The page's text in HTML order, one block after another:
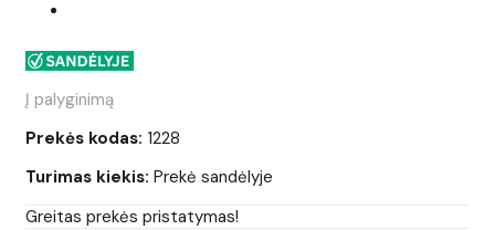
Į palyginimą
Prekės kodas: 1228
Turimas kiekis: Prekė sandėlyje
Greitas prekės pristatymas!